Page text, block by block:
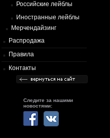
Российские лейблы
Иностранные лейблы
Мерчендайзинг
Распродажа
Правила
Контакты
Следите за нашими
новостями: